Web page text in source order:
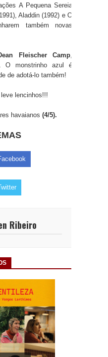
A Pequena Sereia
Aladdin (1992) e O
também novas
Fleischer Camp,
O monstrinho azul é
de adotá-lo também!
lencinhos!!!
havaianos (4/5).
Ribeiro